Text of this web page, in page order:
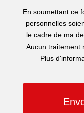
En soumettant ce
personnelles
le cadre de ma
Aucun traitement
Plus